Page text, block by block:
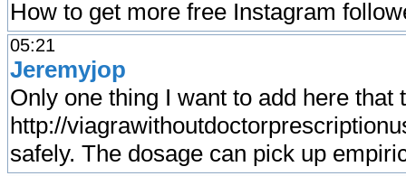
How to get more free Instagram
05:21
Jeremyjop
Only one thing I want to add here that
http://
safely. The dosage can pick up